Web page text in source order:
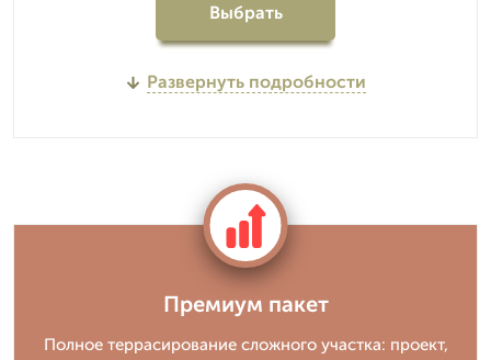
Выбрать
Развернуть подробности
Премиум пакет
Полное террасирование сложного участка: проект,